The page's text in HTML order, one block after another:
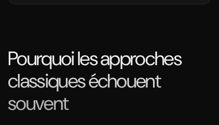
Pourquoi les approches
classiques échouent
souvent